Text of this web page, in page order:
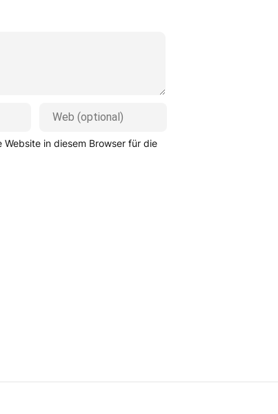
Website in diesem Browser für die